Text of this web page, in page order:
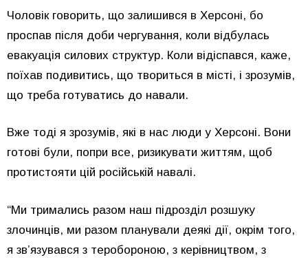
Чоловік говорить, що залишився в Херсоні, бо
проспав після доби чергування, коли відбулась
евакуація силових структур. Коли відіспався, каже,
поїхав подивитись, що твориться в місті, і зрозумів,
що треба готуватись до навали.
Вже тоді я зрозумів, які в нас люди у Херсоні. Вони
готові були, попри все, ризикувати життям, щоб
протистояти цій російській навалі.
“Ми тримались разом наш підрозділ розшуку
злочинців, ми разом планували деякі дії, окрім того,
я зв’язувався з теробороною, з керівництвом, з